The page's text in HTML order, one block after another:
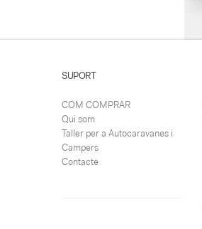
SUPORT
COM COMPRAR
Qui som
Taller per a Autocaravanes i
Campers
Contacte